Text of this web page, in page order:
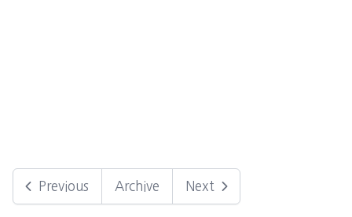
Previous Archive Next